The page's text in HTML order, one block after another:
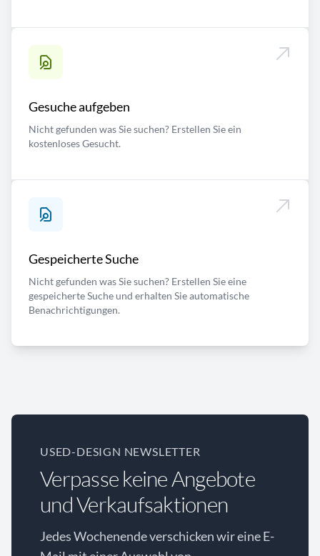
Gesuche aufgeben
Nicht gefunden was Sie suchen? Erstellen Sie ein
kostenloses Gesucht.
Gespeicherte Suche
Nicht gefunden was Sie suchen? Erstellen Sie eine
gespeicherte Suche und erhalten Sie automatische
Benachrichtigungen.
USED-DESIGN NEWSLETTER
Verpasse keine Angebote
und Verkaufsaktionen
Jedes Wochenende verschicken wir eine E-